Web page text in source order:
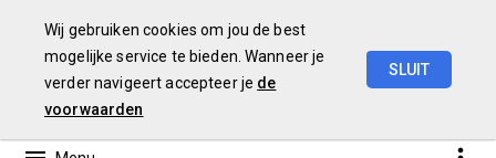
Wij gebruiken cookies om jou de best
mogelijke service te bieden. Wanneer je
verder navigeert accepteer je de
voorwaarden
SLUIT